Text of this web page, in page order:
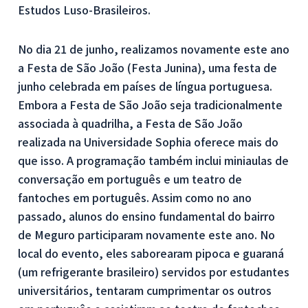
Estudos Luso-Brasileiros.
No dia 21 de junho, realizamos novamente este ano
a Festa de São João (Festa Junina), uma festa de
junho celebrada em países de língua portuguesa.
Embora a Festa de São João seja tradicionalmente
associada à quadrilha, a Festa de São João
realizada na Universidade Sophia oferece mais do
que isso. A programação também inclui miniaulas de
conversação em português e um teatro de
fantoches em português. Assim como no ano
passado, alunos do ensino fundamental do bairro
de Meguro participaram novamente este ano. No
local do evento, eles saborearam pipoca e guaraná
(um refrigerante brasileiro) servidos por estudantes
universitários, tentaram cumprimentar os outros